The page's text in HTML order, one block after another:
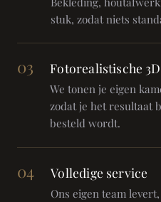
stuk, zodat niets
03 Fotorealistische 3D
We tonen je eigen
zodat je het resultaat
besteld wordt.
04 Volledige service
Ons eigen team